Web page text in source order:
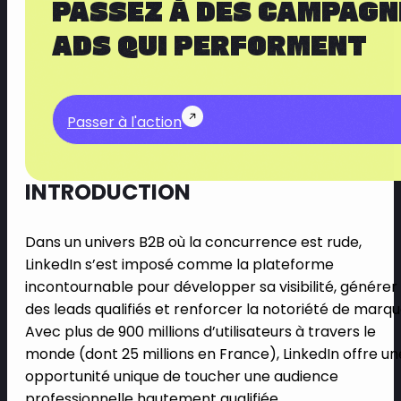
PASSEZ À DES
ADS QUI PERFORMENT
Passer à l'action
INTRODUCTION
Dans un univers B2B où la concurrence est rude,
LinkedIn s’est imposé comme la plateforme
incontournable pour développer sa visibilité, générer
des leads qualifiés et renforcer la notoriété de
Avec plus de 900 millions d’utilisateurs à travers le
monde (dont 25 millions en France), LinkedIn offre
opportunité unique de toucher une audience